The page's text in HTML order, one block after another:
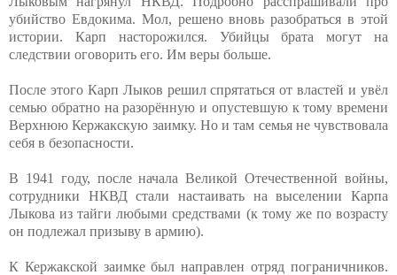
убийство Евдокима. Мол, решено вновь разобраться в этой
истории. Карп насторожился. Убийцы брата могут на
следствии оговорить его. Им веры больше.
После этого Карп Лыков решил спрятаться от властей и увёл
семью обратно на разорённую и опустевшую к тому времени
Верхнюю Кержакскую заимку. Но и там семья не чувствовала
себя в безопасности.
В 1941 году, после начала Великой Отечественной войны,
сотрудники НКВД стали настаивать на выселении Карпа
Лыкова из тайги любыми средствами (к тому же по возрасту
он подлежал призыву в армию).
К Кержакской заимке был направлен отряд пограничников.